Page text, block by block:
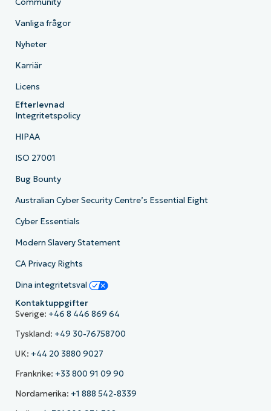
Community
Vanliga frågor
Nyheter
Karriär
Licens
Efterlevnad
Integritetspolicy
HIPAA
ISO 27001
Bug Bounty
Australian Cyber Security Centre’s Essential Eight
Cyber Essentials
Modern Slavery Statement
CA Privacy Rights
Dina integritetsval
Kontaktuppgifter
Sverige: +46 8 446 869 64
Tyskland: +49 30-76758700
UK: +44 20 3880 9027
Frankrike: +33 800 91 09 90
Nordamerika: +1 888 542-8339